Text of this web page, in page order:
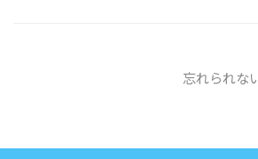
忘れられな